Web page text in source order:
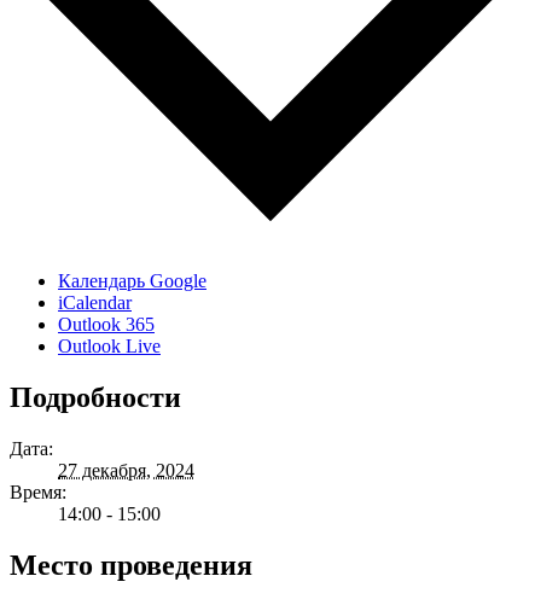
Календарь Google
iCalendar
Outlook 365
Outlook Live
Подробности
Дата:
27 декабря, 2024
Время:
14:00 - 15:00
Место проведения